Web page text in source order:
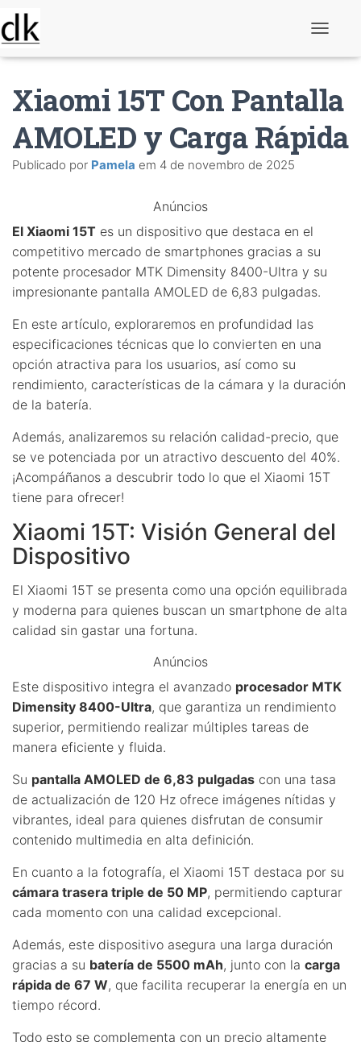
r
n
r
n
o
Xiaomi 15T Con Pantalla
AMOLED y Carga Rápida
Publicado por Pamela em 4 de novembro de 2025
Anúncios
El Xiaomi 15T es un dispositivo que destaca en el
competitivo mercado de smartphones gracias a su
potente procesador MTK Dimensity 8400-Ultra y su
impresionante pantalla AMOLED de 6,83 pulgadas.
En este artículo, exploraremos en profundidad las
especificaciones técnicas que lo convierten en una
opción atractiva para los usuarios, así como su
rendimiento, características de la cámara y la duración
de la batería.
Además, analizaremos su relación calidad-precio, que
se ve potenciada por un atractivo descuento del 40%.
¡Acompáñanos a descubrir todo lo que el Xiaomi 15T
tiene para ofrecer!
Xiaomi 15T: Visión General del
Dispositivo
El Xiaomi 15T se presenta como una opción equilibrada
y moderna para quienes buscan un smartphone de alta
calidad sin gastar una fortuna.
Anúncios
Este dispositivo integra el avanzado procesador MTK
Dimensity 8400-Ultra, que garantiza un rendimiento
superior, permitiendo realizar múltiples tareas de
manera eficiente y fluida.
Su pantalla AMOLED de 6,83 pulgadas con una tasa
de actualización de 120 Hz ofrece imágenes nítidas y
vibrantes, ideal para quienes disfrutan de consumir
contenido multimedia en alta definición.
En cuanto a la fotografía, el Xiaomi 15T destaca por su
cámara trasera triple de 50 MP, permitiendo capturar
cada momento con una calidad excepcional.
Además, este dispositivo asegura una larga duración
gracias a su batería de 5500 mAh, junto con la carga
rápida de 67 W, que facilita recuperar la energía en un
tiempo récord.
Todo esto se complementa con un precio altamente